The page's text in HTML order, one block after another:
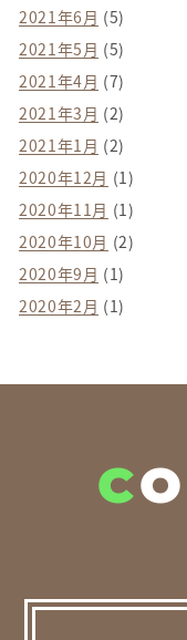
2021年6月 (5)
2021年5月 (5)
2021年4月 (7)
2021年3月 (2)
2021年1月 (2)
2020年12月 (1)
2020年11月 (1)
2020年10月 (2)
2020年9月 (1)
2020年2月 (1)
C